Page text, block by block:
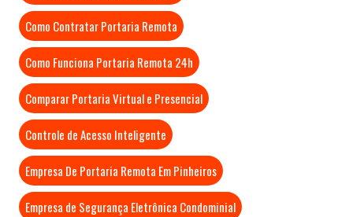
Como Contratar Portaria Remota
Como Funciona Portaria Remota 24h
Comparar Portaria Virtual e Presencial
Controle de Acesso Inteligente
Empresa De Portaria Remota Em Pinheiros
Empresa de Segurança Eletrônica Condominial